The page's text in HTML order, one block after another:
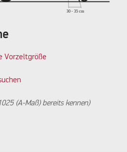
Vorzeltgröße
(A-Maß) bereits kennen)